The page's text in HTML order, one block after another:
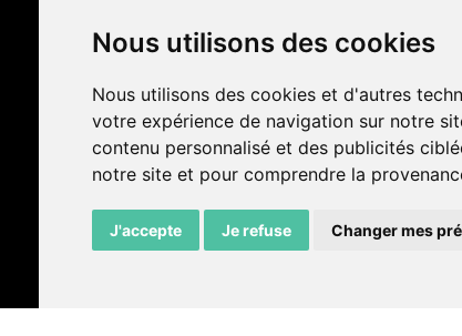
Nous utilisons des cookies
Nous utilisons des cookies et d'autres
votre expérience de navigation sur notre
contenu personnalisé et des publicités
notre site et pour comprendre la
J'accepte Je refuse Changer mes